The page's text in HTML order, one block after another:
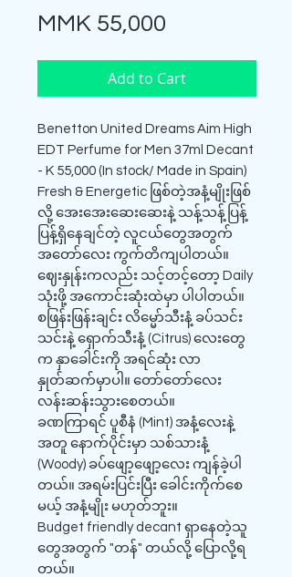
MMK 55,000
Add to Cart
Benetton United Dreams Aim High
EDT Perfume for Men 37ml Decant
- K 55,000 (In stock/ Made in Spain)
Fresh & Energetic ဖြစ်တဲ့အနံ့မျိုးဖြစ်
လို့ အေးအေးဆေးဆေးနဲ့ သန့်သန့်ပြန့်
ပြန့်ရှိနေချင်တဲ့ လူငယ်တွေအတွက်
အတော်လေး ကွက်တိကျပါတယ်။
ဈေးနှုန်းကလည်း သင့်တင့်တော့ Daily
သုံးဖို့ အကောင်းဆုံးထဲမှာ ပါပါတယ်။
စဖြန်းဖြန်းချင်း လိမ္မော်သီးနံ့ ခပ်သင်း
သင်းနဲ့ ရှောက်သီးနံ့ (Citrus) လေးတွေ
က နှာခေါင်းကို အရင်ဆုံး လာ
နှုတ်ဆက်မှာပါ။ တော်တော်လေး
လန်းဆန်းသွားစေတယ်။
ခဏကြာရင် ပူစီနံ (Mint) အနံ့လေးနဲ့
အတူ နောက်ပိုင်းမှာ သစ်သားနံ့
(Woody) ခပ်ဖျော့ဖျော့လေး ကျန်ခဲ့ပါ
တယ်။ အရမ်းပြင်းပြီး ခေါင်းကိုက်စေ
မယ့် အနံ့မျိုး မဟုတ်ဘူး။
Budget friendly decant ရှာနေတဲ့သူ
တွေအတွက် "တန်" တယ်လို့ ပြောလို့ရ
တယ်။